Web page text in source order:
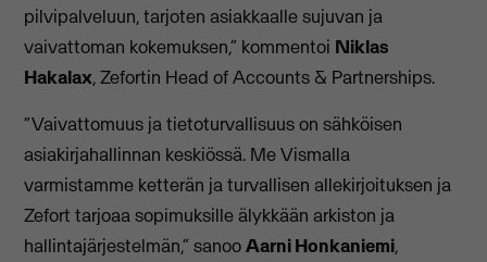
pilvipalveluun, tarjoten asiakkaalle sujuvan ja
vaivattoman kokemuksen,” kommentoi Niklas
Hakalax, Zefortin Head of Accounts & Partnerships.
“Vaivattomuus ja tietoturvallisuus on sähköisen
asiakirjahallinnan keskiössä. Me Vismalla
varmistamme ketterän ja turvallisen allekirjoituksen ja
Zefort tarjoaa sopimuksille älykkään arkiston ja
hallintajärjestelmän,” sanooAarni Honkaniemi,